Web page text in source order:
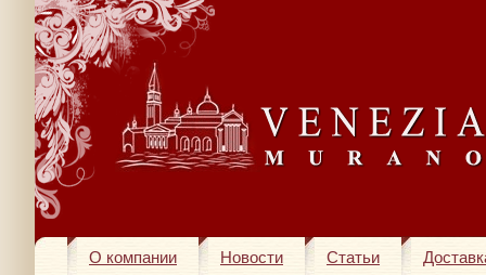
О компании Новости Статьи